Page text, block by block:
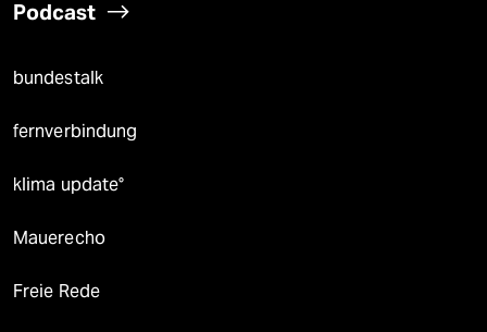
Podcast
bundestalk
fernverbindung
klima update°
Mauerecho
Freie Rede